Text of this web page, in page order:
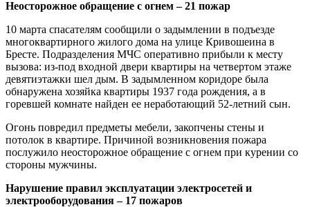
Неосторожное обращение с огнем – 21 пожар
10 марта спасателям сообщили о задымлении в подъезде
многоквартирного жилого дома на улице Кривошеина в
Бресте. Подразделения МЧС оперативно прибыли к месту
вызова: из-под входной двери квартиры на четвертом этаже
девятиэтажки шел дым. В задымленном коридоре была
обнаружена хозяйка квартиры 1937 года рождения, а в
горевшей комнате найден ее неработающий 52-летний сын.
Огонь повредил предметы мебели, закопчены стены и
потолок в квартире. Причиной возникновения пожара
послужило неосторожное обращение с огнем при курении со
стороны мужчины.
Нарушение правил эксплуатации электросетей и
электрооборудования – 17 пожаров